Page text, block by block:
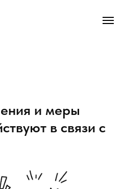
и меры
в связи с